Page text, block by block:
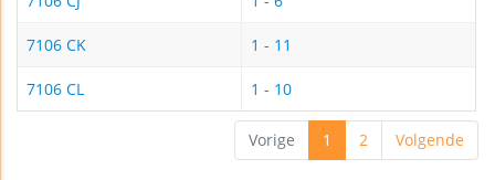
7106 CK 1 - 11
7106 CL 1 - 10
Vorige 1 2 Volgende